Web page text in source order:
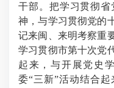
干部。把学习贯彻
神，与学习贯彻党的
记来闽、来明考察重
学习贯彻市第十次党
起来，与开展党史
委“三新”活动结合